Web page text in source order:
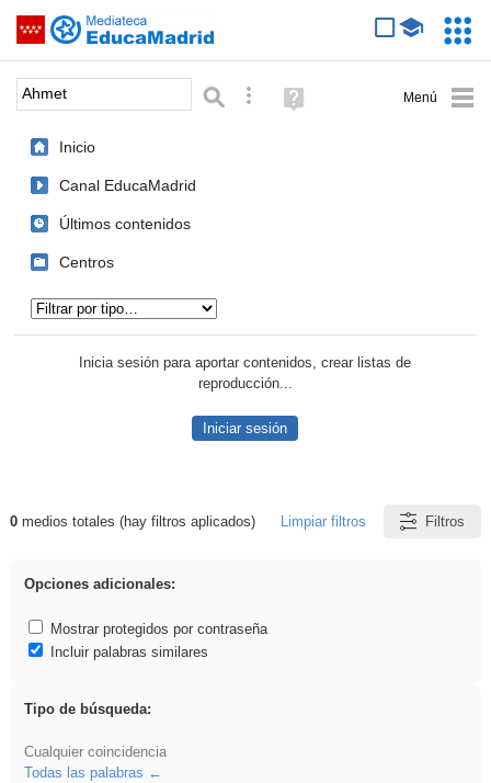
Saltar navegación
Palabra o frase: Búsqueda avanzada
Ayuda
(en
Inicio
Canal EducaMadrid
Últimos contenidos
Centros
Inicia sesión para aportar contenidos, crear listas de
reproducción...
Iniciar sesión
Resultados de: Ahmet
0medios totales (hay filtros aplicados) Limpiar filtros Filtros
Opciones adicionales:
Mostrar protegidos por contraseña
Incluir palabras similares
Tipo de búsqueda:
Cualquier coincidencia
Todas las palabras